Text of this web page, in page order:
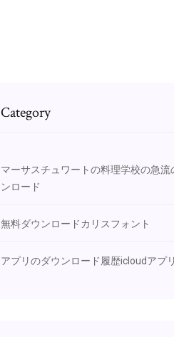
Category
マーサスチュワートの料理学校の急流
ンロード
無料ダウンロードカリスフォント
アプリのダウンロード履歴icloudアプ